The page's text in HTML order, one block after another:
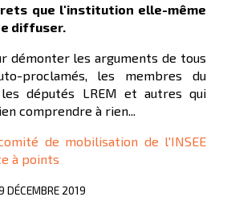
que l'institution elle-même
diffuser.
démonter les arguments de tous
proclamés, les membres du
les députés LREM et autres qui
comprendre à rien...
de mobilisation de l'INSEE
à points
DÉCEMBRE 2019